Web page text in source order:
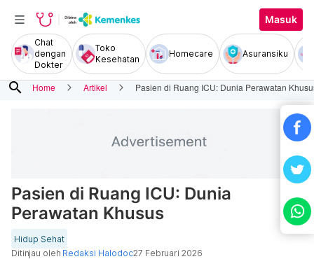
Masuk
Chat
dengan
Dokter
Toko
Kesehatan
Homecare Asuransiku
search Home Artikel Pasien di Ruang ICU: Dunia Perawatan
Pasien di Ruang ICU: Dunia
Perawatan Khusus
Hidup Sehat
Ditinjau oleh Redaksi Halodoc27 Februari 2026